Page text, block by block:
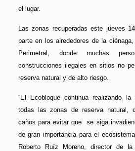
el lugar.
Las zonas recuperadas este jueves
parte en los alrededores de la
Perimetral, donde muchas
construcciones ilegales en sitios no
reserva natural y de alto riesgo.
“El Ecobloque continua realizando
todas las zonas de reserva natural,
caños para evitar que se siga
de gran importancia para el
Roberto Ruíz Moreno, director de la